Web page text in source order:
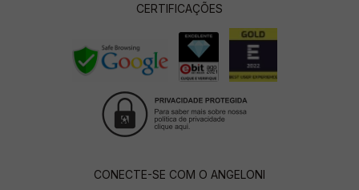
CERTIFICAÇÕES
CONECTE-SE COM O ANGELONI